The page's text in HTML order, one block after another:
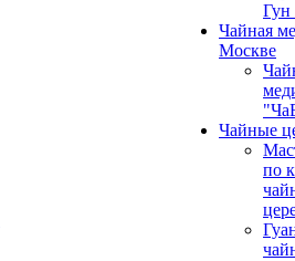
Чайная
Москве
Чайные
по